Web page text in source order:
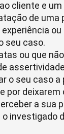
cliente e um
de uma
seu caso.
ou que
o seu caso a
por deixarem
a sua
o investigado